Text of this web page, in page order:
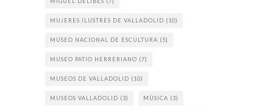
MUJERES ILUSTRES DE VALLADOLID (10)
MUSEO NACIONAL DE ESCULTURA (5)
MUSEO PATIO HERRERIANO (7)
MUSEOS DE VALLADOLID (10)
MUSEOS VALLADOLID (3) MÚSICA (3)